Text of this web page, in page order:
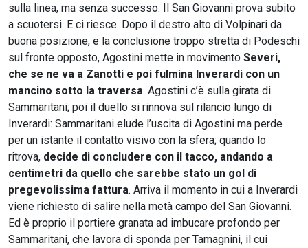
sulla linea, ma senza successo. Il San Giovanni prova subito
a scuotersi. E ci riesce. Dopo il destro alto di Volpinari da
buona posizione, e la conclusione troppo stretta di Podeschi
sul fronte opposto, Agostini mette in movimento Severi,
che se ne va a Zanotti e poi fulmina Inverardi con un
mancino sotto la traversa. Agostini c’è sulla girata di
Sammaritani; poi il duello si rinnova sul rilancio lungo di
Inverardi: Sammaritani elude l’uscita di Agostini ma perde
per un istante il contatto visivo con la sfera; quando lo
ritrova, decide di concludere con il tacco, andando a
centimetri da quello che sarebbe stato un gol di
pregevolissima fattura. Arriva il momento in cui a Inverardi
viene richiesto di salire nella metà campo del San Giovanni.
Ed è proprio il portiere granata ad imbucare profondo per
Sammaritani, che lavora di sponda per Tamagnini, il cui